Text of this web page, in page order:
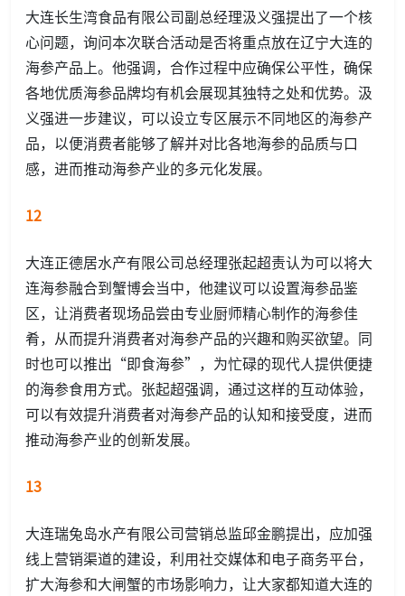
大连长生湾食品有限公司副总经理汲义强提出了一个核
心问题，询问本次联合活动是否将重点放在辽宁大连的
海参产品上。他强调，合作过程中应确保公平性，确保
各地优质海参品牌均有机会展现其独特之处和优势。汲
义强进一步建议，可以设立专区展示不同地区的海参产
品，以便消费者能够了解并对比各地海参的品质与口
感，进而推动海参产业的多元化发展。
12
大连正德居水产有限公司总经理张起超责认为可以将大
连海参融合到蟹博会当中，他建议可以设置海参品鉴
区，让消费者现场品尝由专业厨师精心制作的海参佳
肴，从而提升消费者对海参产品的兴趣和购买欲望。同
时也可以推出“即食海参”，为忙碌的现代人提供便捷
的海参食用方式。张起超强调，通过这样的互动体验，
可以有效提升消费者对海参产品的认知和接受度，进而
推动海参产业的创新发展。
13
大连瑞兔岛水产有限公司营销总监邱金鹏提出，应加强
线上营销渠道的建设，利用社交媒体和电子商务平台，
扩大海参和大闸蟹的市场影响力，让大家都知道大连的